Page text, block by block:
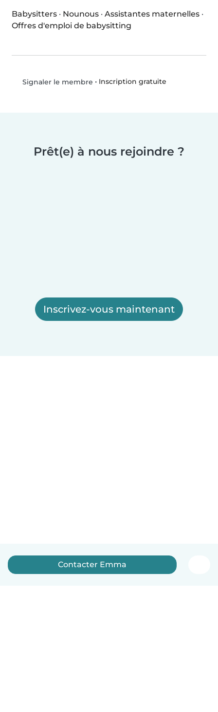
Babysitters · Nounous · Assistantes maternelles ·
Offres d'emploi de babysitting
Signaler le membre • Inscription gratuite
Prêt(e) à nous rejoindre ?
Inscrivez-vous maintenant
Contacter Emma